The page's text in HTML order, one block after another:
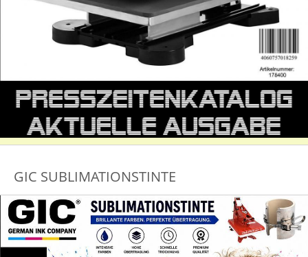
GIC SUBLIMATIONSTINTE